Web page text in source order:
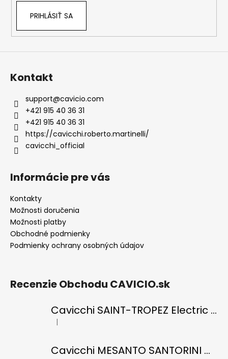
PRIHLÁSIŤ SA
Kontakt
support@cavicio.com
+421 915 40 36 31
+421 915 40 36 31
https://cavicchi.roberto.martinelli/
cavicchi_official
Informácie pre vás
Kontakty
Možnosti doručenia
Možnosti platby
Obchodné podmienky
Podmienky ochrany osobných údajov
Recenzie Obchodu CAVICIO.sk
Cavicchi SAINT-TROPEZ Electric Blue di RICCI
Hodnotenie produktu je 5 z 5 hviezdičiek.
|
Cavicchi MESANTO SANTORINI Oil Green di ROMANO